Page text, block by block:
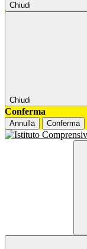
Chiudi
Chiudi
Conferma
Annulla Conferma